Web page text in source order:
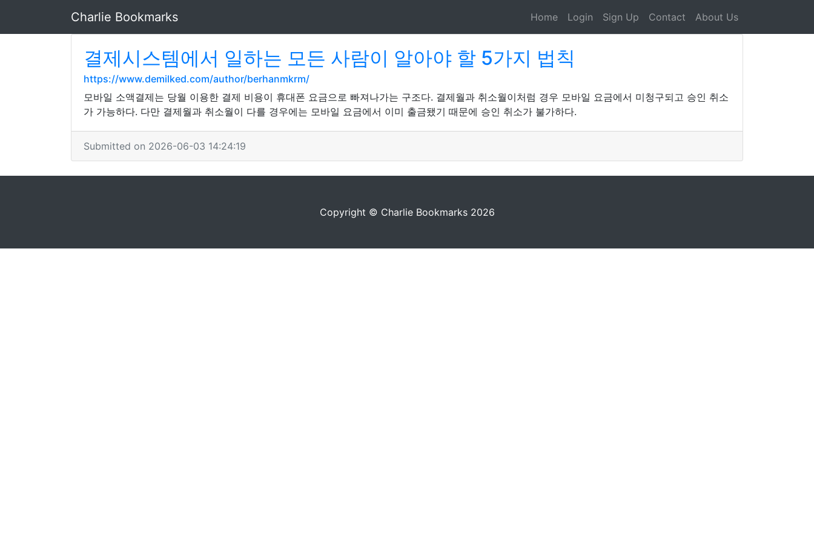
Charlie Bookmarks Home Login Sign Up Contact About Us
결제시스템에서 일하는 모든 사람이 알아야 할 5가지 법칙
https://www.demilked.com/author/berhanmkrm/
모바일 소액결제는 당월 이용한 결제 비용이 휴대폰 요금으로 빠져나가는 구조다. 결제월과 취소월이처럼 경우 모바일 요금에서 미청구되고 승인 취소
가 가능하다. 다만 결제월과 취소월이 다를 경우에는 모바일 요금에서 이미 출금됐기 때문에 승인 취소가 불가하다.
Submitted on 2026-06-03 14:24:19
Copyright © Charlie Bookmarks 2026